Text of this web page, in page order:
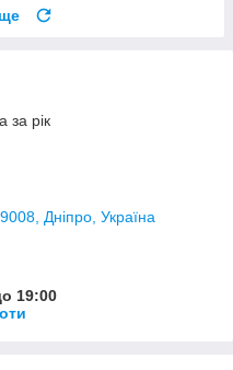
за рік
Дніпро, Україна
19:00